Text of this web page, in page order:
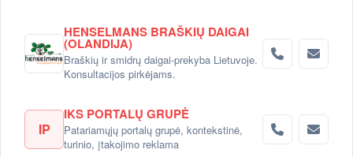
HENSELMANS BRAŠKIŲ DAIGAI
(OLANDIJA)
Braškių ir smidrų daigai-prekyba Lietuvoje.
Konsultacijos pirkėjams.
IP
IKS PORTALŲ GRUPĖ
Patariamųjų portalų grupė, kontekstinė,
turinio, įtakojimo reklama